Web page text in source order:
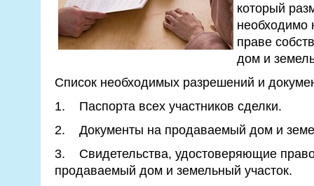
который
необходимо
праве
дом и
Список необходимых разрешений и
1. Паспорта всех участников сделки.
2. Документы на продаваемый дом и
3. Свидетельства, удостоверяющие право
продаваемый дом и земельный участок.